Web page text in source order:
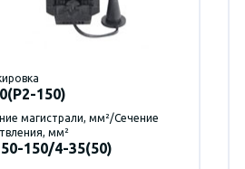
150)
магистрали, мм²/Сечение
мм²
150/4-35(50)